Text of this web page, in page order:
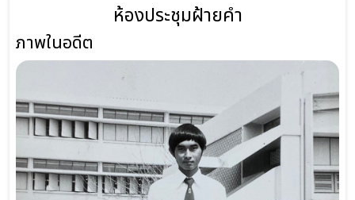
ห้องประชุมฝ้ายคำ
ภาพในอดีต